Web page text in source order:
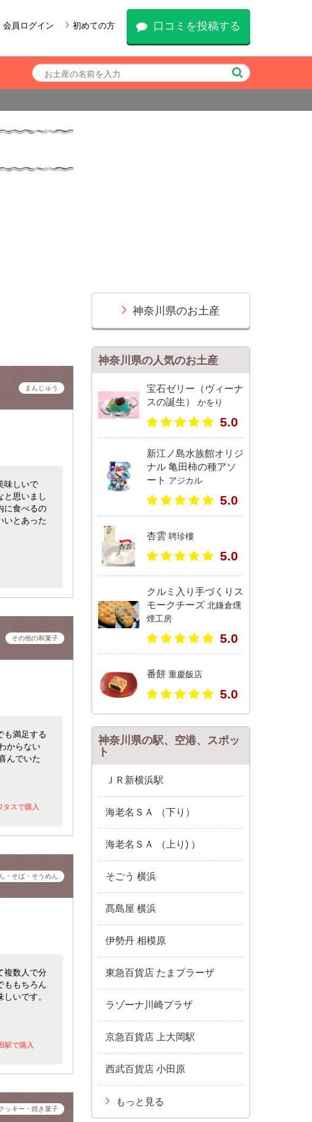
会員ログイン 初めての方 口コミを投稿する
まんじゅう
味しいで
と思いまし
に食べるの
いとあった
その他の和菓子
も満足する
からない
んでいた
タスで購入
・そば・そうめん
複数人で分
ももちろん
いです。
駅で購入
ッキー・焼き菓子
神奈川県のお土産
神奈川県の人気のお土産
宝石ゼリー（ヴィーナ
スの誕生）
かをり
5.0
新江ノ島水族館オリジ
ナル 亀田柿の種アソ
ート アジカル
5.0
杏雲 聘珍樓
5.0
クルミ入り手づくりス
モークチーズ 北鎌倉燻
煙工房
5.0
番餅重慶飯店
5.0
神奈川県の駅、空港、スポッ
ト
ＪＲ新横浜駅
海老名ＳＡ （下り）
海老名ＳＡ （上り) ）
そごう 横浜
髙島屋 横浜
伊勢丹 相模原
東急百貨店 たまプラーザ
ラゾーナ川崎プラザ
京急百貨店 上大岡駅
西武百貨店 小田原
もっと見る